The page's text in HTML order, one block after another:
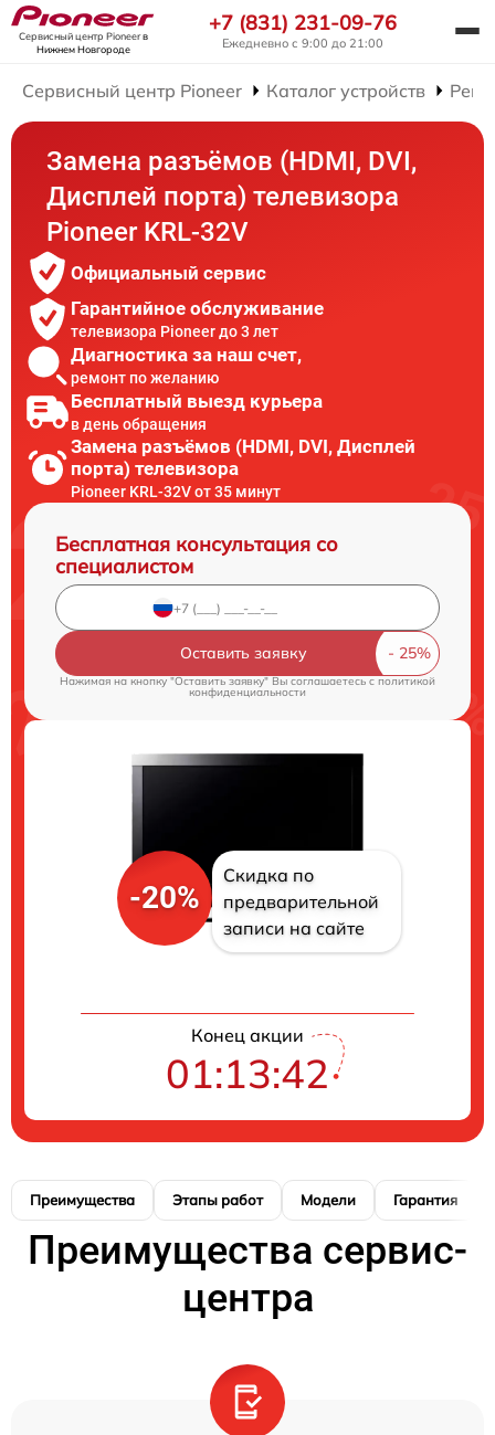
Сервисный центр Pioneerв
Нижнем Новгороде
+7 (831) 231-09-76
Ежедневно с 9:00 до 21:00
Сервисный центр Pioneer Каталог устройств
Замена разъёмов (HDMI, DVI,
Дисплей порта) телевизора
Pioneer KRL-32V
Официальный сервис
Гарантийное обслуживание
телевизора Pioneer до 3 лет
Диагностика за наш счет,
ремонт по желанию
Бесплатный выезд курьера
в день обращения
Замена разъёмов (HDMI, DVI, Дисплей
порта) телевизора
Pioneer KRL-32V от 35 минут
Бесплатная консультация со
специалистом
Оставить заявку
Нажимая на кнопку "Оставить заявку" Вы соглашаетесь c политикой
конфиденциальности
-20%
Скидка по
предварительной
записи на сайте
Конец акции
01:13:41
Преимущества Этапы работ Модели Гарантия
Преимущества сервис-
центра